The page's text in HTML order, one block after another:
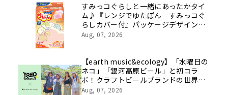
像を公開！
すみっコぐらしと一緒にあったかタイ
ム♪『レンジでゆたぽん すみっコぐ
らしカバー付』パッケージデザインリ
ニューアル
Aug, 07, 2026
【earth music&ecology】「水曜日の
ネコ」「銀河高原ビール」と初コラ
ボ！クラフトビールブランドの世界観
を表現したアイテムが8月8日(土)発売
Aug, 07, 2026